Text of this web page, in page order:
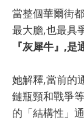
當整個華爾街
最大膽,也最具
『灰犀牛』,
她解釋,當前的
鏈瓶頸和戰爭
的「結構性」